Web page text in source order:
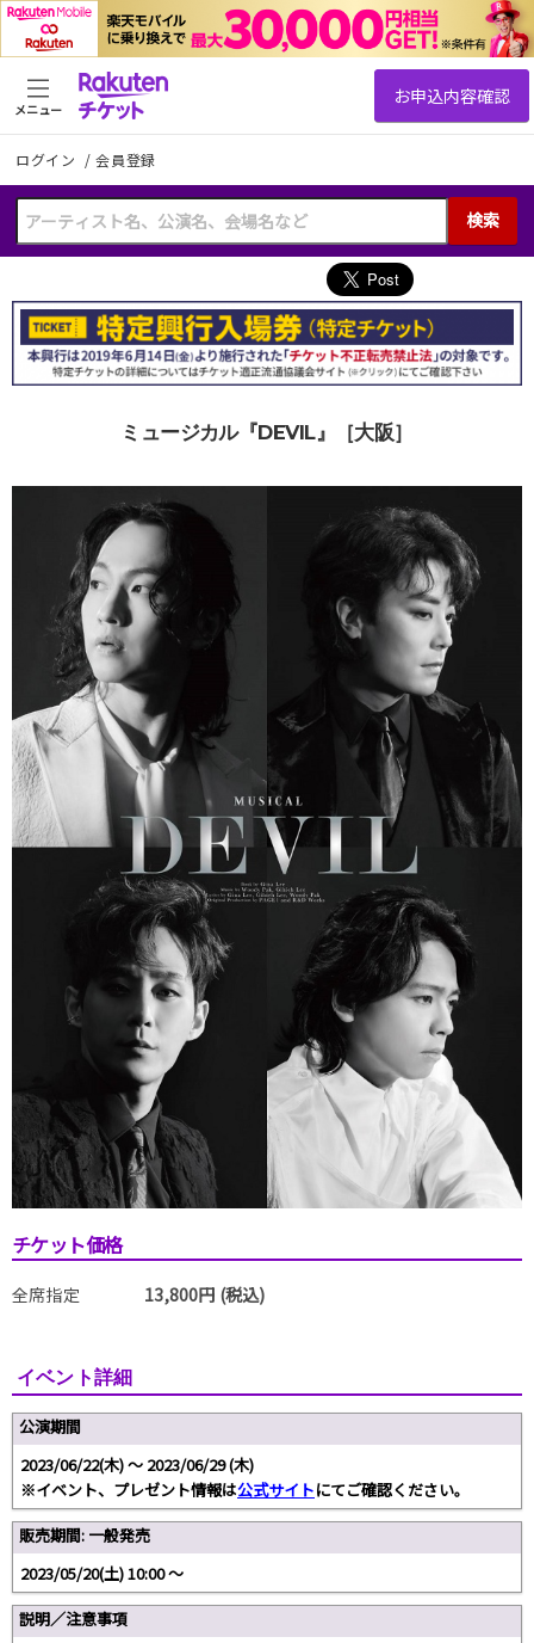
ログイン /会員登録
検索
メニュー
ミュージカル『DEVIL』［大阪］
チケット価格
全席指定 13,800円 (税込)
イベント詳細
公演期間
2023/06/22(木) 〜 2023/06/29 (木)
※イベント、プレゼント情報は公式サイトにてご確認ください。
販売期間: 一般発売
2023/05/20(土) 10:00 〜
説明／注意事項